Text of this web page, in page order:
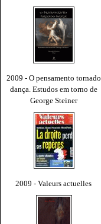
2009 - O pensamento tornado
dança. Estudos em torno de
George Steiner
2009 - Valeurs actuelles